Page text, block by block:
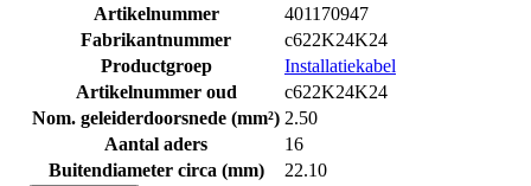
Artikelnummer
401170947
Fabrikantnummer
c622K24K24
Productgroep
Installatiekabel
Artikelnummer oud
c622K24K24
Nom. geleiderdoorsnede (mm²) 2.50
Aantal aders
16
Buitendiameter circa (mm)
22.10